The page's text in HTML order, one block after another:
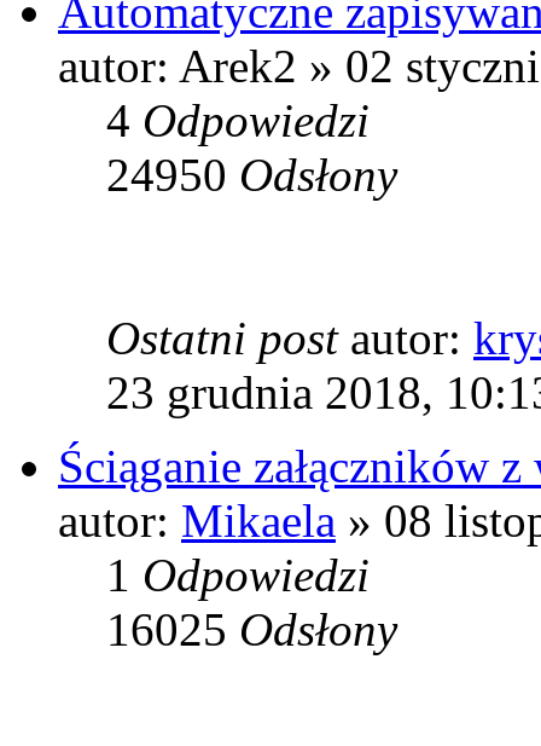
Automatyczne
autor: Arek2 » 02
4 Odpowiedzi
24950 Odsłony
Ostatni post autor:
23 grudnia 2018,
Ściąganie załączników
autor: Mikaela » 08
1 Odpowiedzi
16025 Odsłony